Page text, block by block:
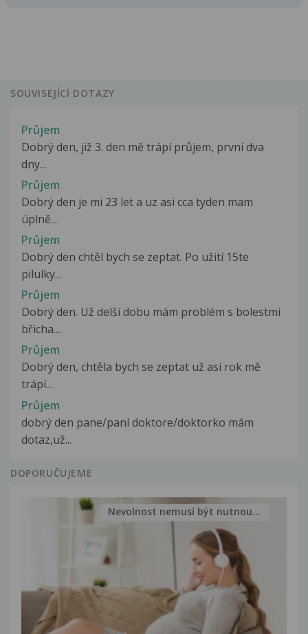
SOUVISEJÍCÍ DOTAZY
Průjem
Dobrý den, již 3. den mě trápí průjem, první dva
dny...
Průjem
Dobrý den je mi 23 let a uz asi cca tyden mam
úplně...
Průjem
Dobrý den chtěl bych se zeptat. Po užití 15te
pilulky...
Průjem
Dobrý den. Už delší dobu mám problém s bolestmi
břicha....
Průjem
Dobrý den, chtěla bych se zeptat už asi rok mě
trápí...
Průjem
dobrý den pane/paní doktore/doktorko mám
dotaz,už...
DOPORUČUJEME
Nevolnost nemusí být nutnou...